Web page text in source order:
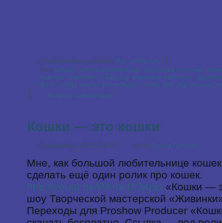
Опубликовано в рубрике Мои слайд-шоу |
Теги бельки, детёныши животных, детёныши тюленей,
природа, красивое слайд шоу, красивые животные,
фото, слайд шоу из фотографий, слайд шоу под музыку,
| Оставить комментарий
Кошки — это кошки
Опубликовал 09.03.2015 | Автор Елена Гуляева
Мне, как большой любительнице
сделать ещё один ролик про кошек.
http://youtu.be/PlkmcDt34pU «Кошки —
шоу Творческой мастерской
Переходы для Proshow Producer